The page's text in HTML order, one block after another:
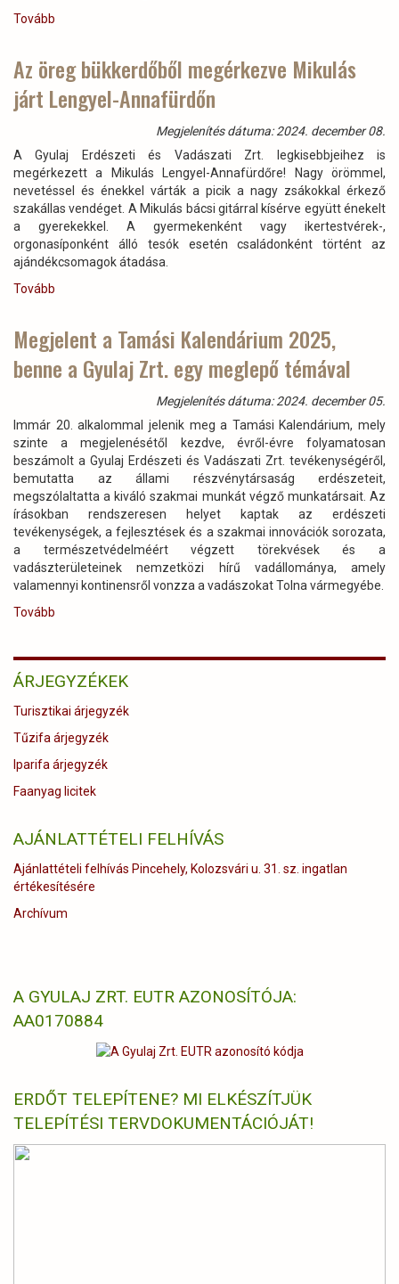
Tovább
folytatódik
nagysikerű
Erdő
Program)
Az öreg bükkerdőből megérkezve Mikulás
járt Lengyel-Annafürdőn
Megjelenítés dátuma: 2024. december 08.
A Gyulaj Erdészeti és Vadászati Zrt. legkisebbjeihez is
megérkezett a Mikulás Lengyel-Annafürdőre! Nagy örömmel,
nevetéssel és énekkel várták a picik a nagy zsákokkal érkező
szakállas vendéget. A Mikulás bácsi gitárral kísérve együtt énekelt
a gyerekekkel. A gyermekenként vagy ikertestvérek-,
orgonasíponként álló tesók esetén családonként történt az
ajándékcsomagok átadása.
Tovább
megérkezve
Mikulás
járt
Megjelent a Tamási Kalendárium 2025,
benne a Gyulaj Zrt. egy meglepő témával
Megjelenítés dátuma: 2024. december 05.
Immár 20. alkalommal jelenik meg a Tamási Kalendárium, mely
szinte a megjelenésétől kezdve, évről-évre folyamatosan
beszámolt a Gyulaj Erdészeti és Vadászati Zrt. tevékenységéről,
bemutatta az állami részvénytársaság erdészeteit,
megszólaltatta a kiváló szakmai munkát végző munkatársait. Az
írásokban rendszeresen helyet kaptak az erdészeti
tevékenységek, a fejlesztések és a szakmai innovációk sorozata,
a természetvédelméért végzett törekvések és a
vadászterületeinek nemzetközi hírű vadállománya, amely
valamennyi kontinensről vonzza a vadászokat Tolna vármegyébe.
Tovább
2025,
a
Gyulaj
egy
meglepő
ÁRJEGYZÉKEK
Turisztikai árjegyzék
Tűzifa árjegyzék
Iparifa árjegyzék
Faanyag licitek
AJÁNLATTÉTELI FELHÍVÁS
Ajánlattételi felhívás Pincehely, Kolozsvári u. 31. sz. ingatlan
értékesítésére
Archívum
A GYULAJ ZRT. EUTR AZONOSÍTÓJA:
AA0170884
ERDŐT TELEPÍTENE? MI ELKÉSZÍTJÜK
TELEPÍTÉSI TERVDOKUMENTÁCIÓJÁT!